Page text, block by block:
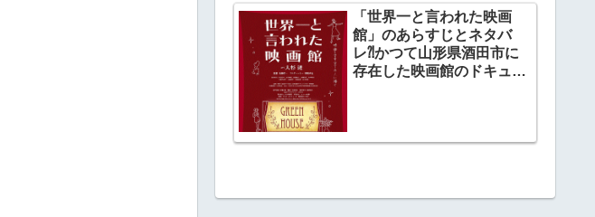
「世界一と言われた映画
館」のあらすじとネタバ
レ⁈かつて山形県酒田市に
存在した映画館のドキュメ